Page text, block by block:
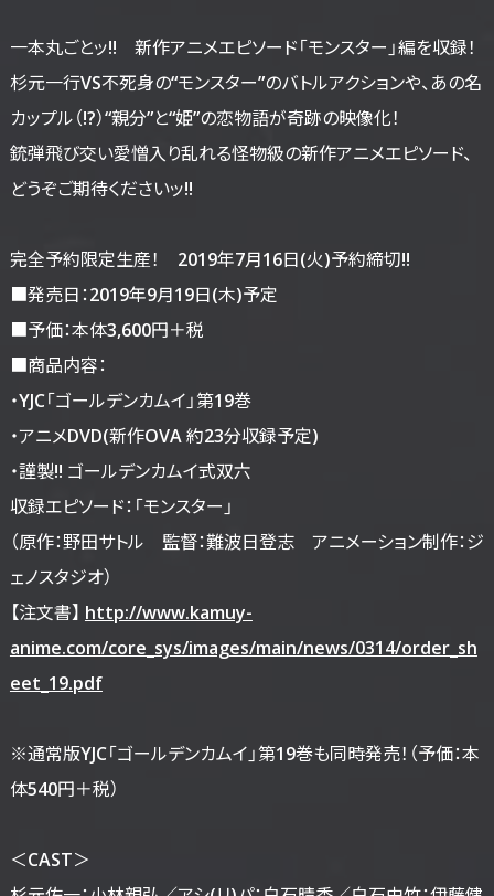
一本丸ごとッ!! 新作アニメエピソード「モンスター」編を収録！
杉元一行VS不死身の“モンスター”のバトルアクションや、あの名
カップル（!?）“親分”と“姫”の恋物語が奇跡の映像化！
銃弾飛び交い愛憎入り乱れる怪物級の新作アニメエピソード、
どうぞご期待くださいッ!!
完全予約限定生産！ 2019年7月16日(火)予約締切!!
■発売日：2019年9月19日(木)予定
■予価：本体3,600円＋税
■商品内容：
・YJC「ゴールデンカムイ」第19巻
・アニメDVD(新作OVA 約23分収録予定)
・謹製!! ゴールデンカムイ式双六
収録エピソード：「モンスター」
（原作：野田サトル 監督：難波日登志 アニメーション制作：ジ
ェノスタジオ）
【注文書】 http://www.kamuy-
anime.com/core_sys/images/main/news/0314/order_sh
eet_19.pdf
※通常版YJC「ゴールデンカムイ」第19巻も同時発売！（予価：本
体540円＋税）
＜CAST＞